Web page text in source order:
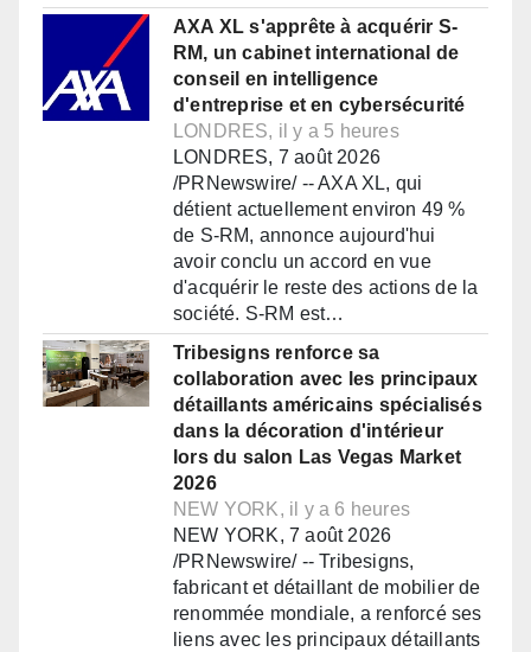
AXA XL s'apprête à acquérir S-
RM, un cabinet international de
conseil en intelligence
d'entreprise et en cybersécurité
LONDRES, il y a 5 heures
LONDRES, 7 août 2026
/PRNewswire/ -- AXA XL, qui
détient actuellement environ 49 %
de S-RM, annonce aujourd'hui
avoir conclu un accord en vue
d'acquérir le reste des actions de la
société. S-RM est…
Tribesigns renforce sa
collaboration avec les principaux
détaillants américains spécialisés
dans la décoration d'intérieur
lors du salon Las Vegas Market
2026
NEW YORK, il y a 6 heures
NEW YORK, 7 août 2026
/PRNewswire/ -- Tribesigns,
fabricant et détaillant de mobilier de
renommée mondiale, a renforcé ses
liens avec les principaux détaillants